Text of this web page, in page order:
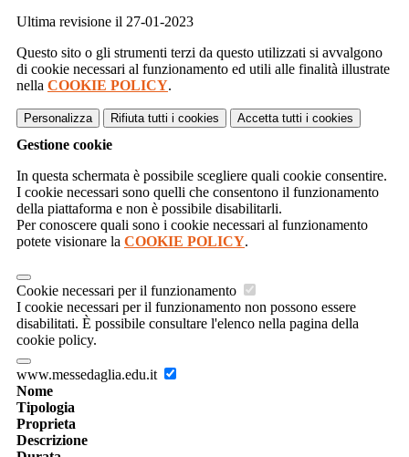
Ultima revisione il 27-01-2023
Questo sito o gli strumenti terzi da questo utilizzati si avvalgono
di cookie necessari al funzionamento ed utili alle finalità illustrate
nella COOKIE POLICY.
Personalizza Rifiuta tutti i cookies Accetta tutti i cookies
Gestione cookie
In questa schermata è possibile scegliere quali cookie consentire.
I cookie necessari sono quelli che consentono il funzionamento
della piattaforma e non è possibile disabilitarli.
Per conoscere quali sono i cookie necessari al funzionamento
potete visionare la COOKIE POLICY.
Cookie necessari per il funzionamento
I cookie necessari per il funzionamento non possono essere
disabilitati. È possibile consultare l'elenco nella pagina della
cookie policy.
www.messedaglia.edu.it
Nome
Tipologia
Proprieta
Descrizione